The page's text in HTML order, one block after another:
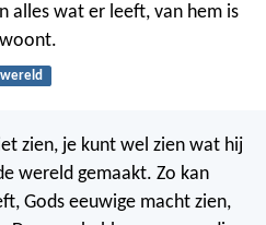
alles wat er leeft, van hem is
wereld
zien, je kunt wel zien wat hij
wereld gemaakt. Zo kan
Gods eeuwige macht zien,